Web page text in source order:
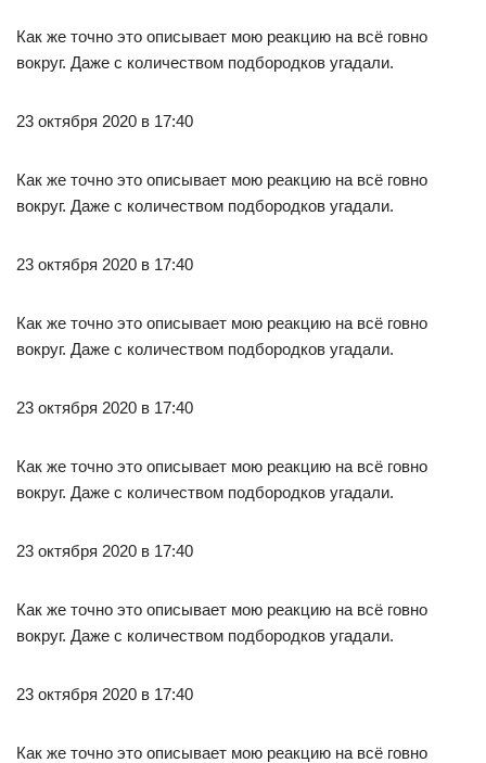
Как же точно это описывает мою реакцию на всё говно
вокруг. Даже с количеством подбородков угадали.
23 октября 2020 в 17:40
Как же точно это описывает мою реакцию на всё говно
вокруг. Даже с количеством подбородков угадали.
23 октября 2020 в 17:40
Как же точно это описывает мою реакцию на всё говно
вокруг. Даже с количеством подбородков угадали.
23 октября 2020 в 17:40
Как же точно это описывает мою реакцию на всё говно
вокруг. Даже с количеством подбородков угадали.
23 октября 2020 в 17:40
Как же точно это описывает мою реакцию на всё говно
вокруг. Даже с количеством подбородков угадали.
23 октября 2020 в 17:40
Как же точно это описывает мою реакцию на всё говно